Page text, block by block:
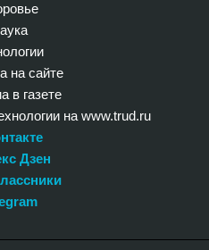
на сайте
в газете
на www.trud.ru
Дзен